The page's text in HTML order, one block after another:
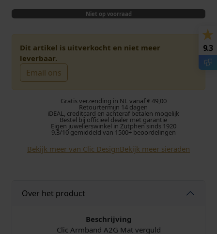
o
r
s
r
o
n
k
i
u
i
g
e
p
r
Niet op voorraad
Dit artikel is uitverkocht en niet meer
leverbaar.
Email ons
Gratis verzending in NL vanaf € 49,00
Retourtermijn 14 dagen
iDEAL, creditcard en achteraf betalen mogelijk
Bestel bij officieel dealer met garantie
Eigen juwelierswinkel in Zutphen sinds 1920
9.3/10 gemiddeld van 1500+ beoordelingen
Bekijk meer van Clic DesignBekijk meer sieraden
Over het product
Beschrijving
Clic Armband A2G Mat verguld
9.3